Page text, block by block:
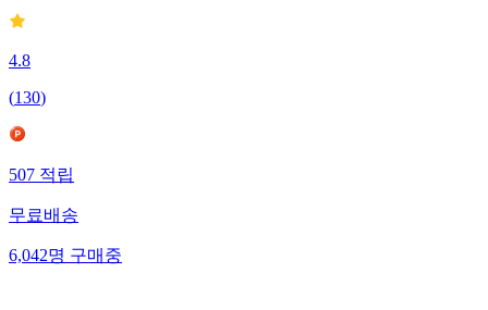
4.8
(130)
507적립
무료배송
6,042명구매중